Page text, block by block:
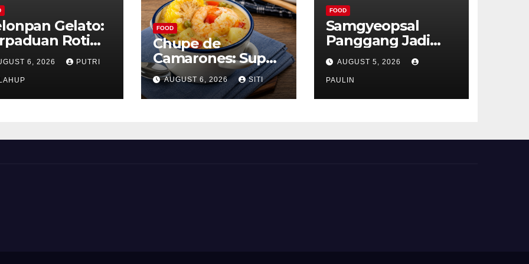
Gelato:
Roti
dan Es
Lembut yang
6, 2026 PUTRI
FOOD
Chupe de
Camarones: Sup
Udang Khas Peru
yang Gurih Lezat
AUGUST 6, 2026 SITI
FOOD
Samgyeopsal
Panggang Jadi
Favorit Pecinta
Kuliner Korea
AUGUST 5, 2026
PAULIN